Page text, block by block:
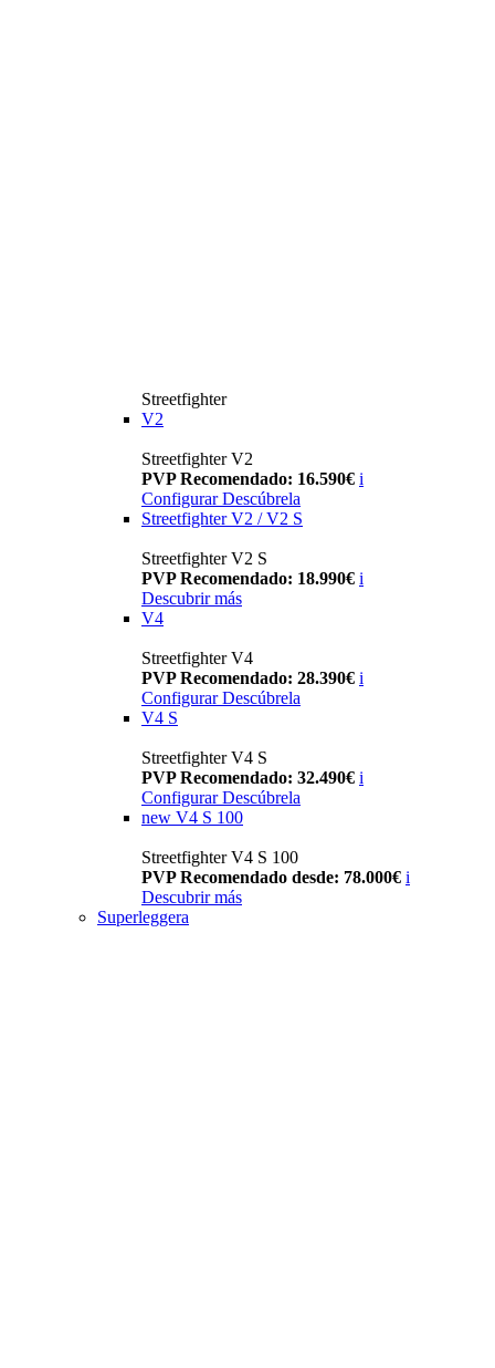
Streetfighter
V2
Streetfighter V2
PVP Recomendado: 16.590€ i
Configurar Descúbrela
Streetfighter V2 / V2 S
Streetfighter V2 S
PVP Recomendado: 18.990€ i
Descubrir más
V4
Streetfighter V4
PVP Recomendado: 28.390€ i
Configurar Descúbrela
V4 S
Streetfighter V4 S
PVP Recomendado: 32.490€ i
Configurar Descúbrela
new V4 S 100
Streetfighter V4 S 100
PVP Recomendado desde: 78.000€ i
Descubrir más
Superleggera